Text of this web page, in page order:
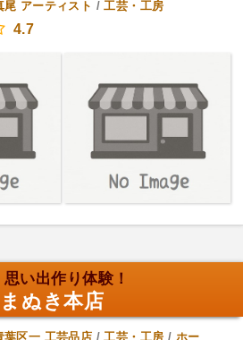
尾 アーティスト /工芸・工房
4.7
い出作り体験！
ぬき本店
葉区一 工芸品店 /工芸・工房 / ホー